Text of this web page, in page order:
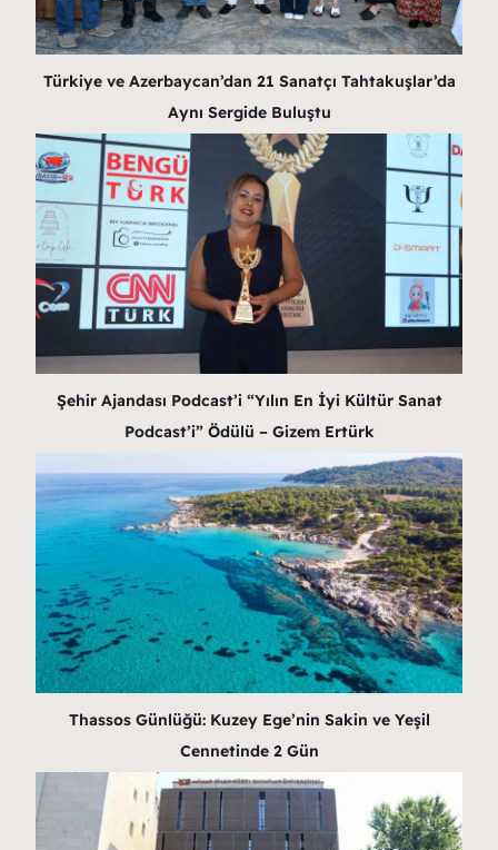
Türkiye ve Azerbaycan’dan 21 Sanatçı Tahtakuşlar’da
Aynı Sergide Buluştu
Şehir Ajandası Podcast’i “Yılın En İyi Kültür Sanat
Podcast’i” Ödülü – Gizem Ertürk
Thassos Günlüğü: Kuzey Ege’nin Sakin ve Yeşil
Cennetinde 2 Gün